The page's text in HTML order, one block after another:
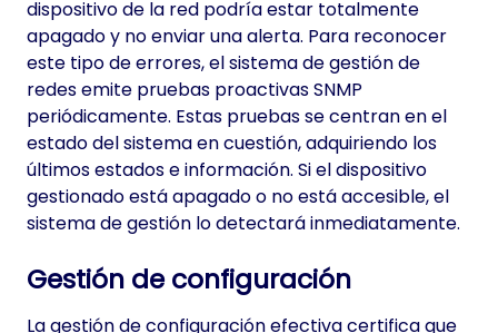
dispositivo de la red podría estar totalmente
apagado y no enviar una alerta. Para reconocer
este tipo de errores, el sistema de gestión de
redes emite pruebas proactivas SNMP
periódicamente. Estas pruebas se centran en el
estado del sistema en cuestión, adquiriendo los
últimos estados e información. Si el dispositivo
gestionado está apagado o no está accesible, el
sistema de gestión lo detectará inmediatamente.
Gestión de configuración
La gestión de configuración efectiva certifica que